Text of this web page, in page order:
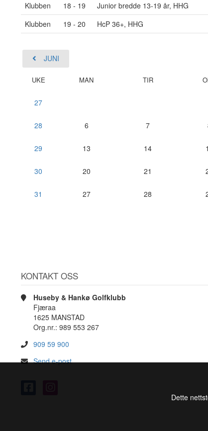
Klubben
18 - 19
Junior bredde 13-19 år, HHG
Klubben
19 - 20 HcP 36+, HHG
JUNI
UKE MAN TIR
27
28 6 7
29 13 14
30 20 21
31 27 28
KONTAKT OSS
Huseby & Hankø Golfklubb
Fjæraa
1625 MANSTAD
Org.nr.: 989 553 267
909 59 900
Send e-post
Dette